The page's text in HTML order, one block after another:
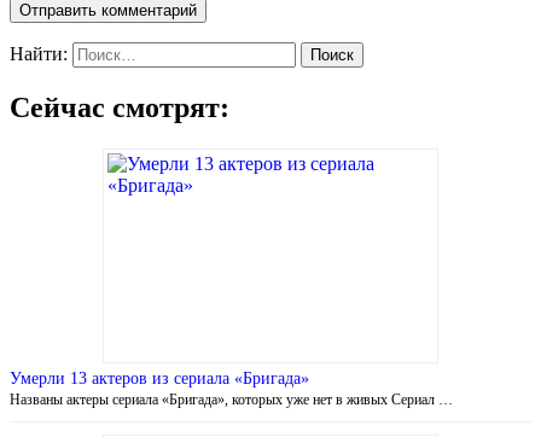
Найти:
Сейчас смотрят:
Умерли 13 актеров из сериала «Бригада»
Названы актеры сериала «Бригада», которых уже нет в живых Сериал …